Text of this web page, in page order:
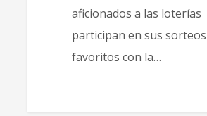
aficionados a las loterías
participan en sus sorteos
favoritos con la…